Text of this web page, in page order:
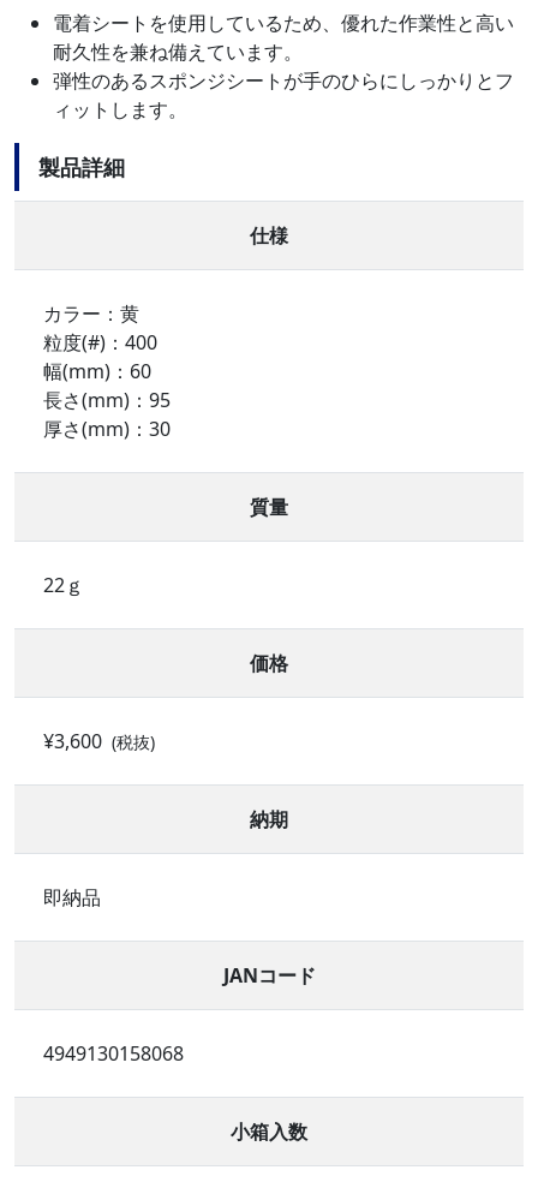
電着シートを使用しているため、優れた作業性と高い
耐久性を兼ね備えています。
弾性のあるスポンジシートが手のひらにしっかりとフ
ィットします。
製品詳細
仕様
カラー：黄
粒度(#)：400
幅(mm)：60
長さ(mm)：95
厚さ(mm)：30
質量
22ｇ
価格
¥3,600 (税抜)
納期
即納品
JANコード
4949130158068
小箱入数